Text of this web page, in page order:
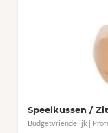
Speelkussen /
Budgetvriendelijk |